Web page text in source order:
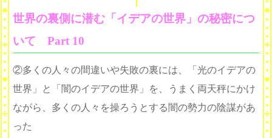
世界の裏側に潜む「イデアの世界」の秘密につ
いて Part 10
②多くの人々の間違いや失敗の裏には、「光のイデアの
世界」と「闇のイデアの世界」を、うまく両天秤にかけ
ながら、多くの人々を操ろうとする闇の勢力の陰謀があ
った